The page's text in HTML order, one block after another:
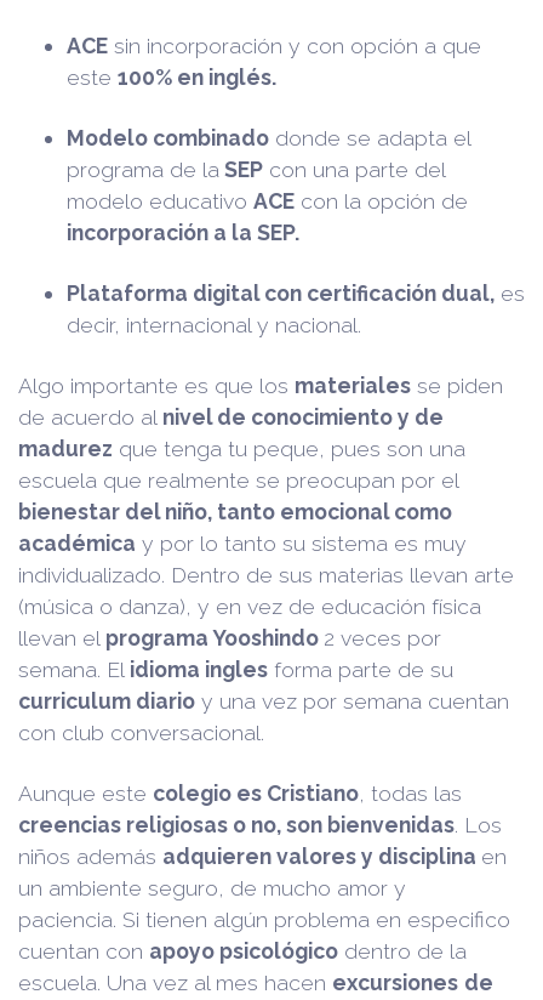
ACE sin incorporación y con opción a que
este 100% en inglés.
Modelo combinado donde se adapta el
programa de la SEP con una parte del
modelo educativo ACE con la opción de
incorporación a la SEP.
Plataforma digital con certificación dual, es
decir, internacional y nacional.
Algo importante es que los materiales se piden
de acuerdo al nivel de conocimiento y de
madurez que tenga tu peque, pues son una
escuela que realmente se preocupan por el
bienestar del niño, tanto emocional como
académica y por lo tanto su sistema es muy
individualizado. Dentro de sus materias llevan arte
(música o danza), y en vez de educación física
llevan el programa Yooshindo 2 veces por
semana. El idioma ingles forma parte de su
curriculum diario y una vez por semana cuentan
con club conversacional.
Aunque este colegio es Cristiano , todas las
creencias religiosas o no, son bienvenidas . Los
niños además adquieren valores y disciplina en
un ambiente seguro, de mucho amor y
paciencia. Si tienen algún problema en especifico
cuentan con apoyo psicológico dentro de la
escuela. Una vez al mes hacen excursiones de